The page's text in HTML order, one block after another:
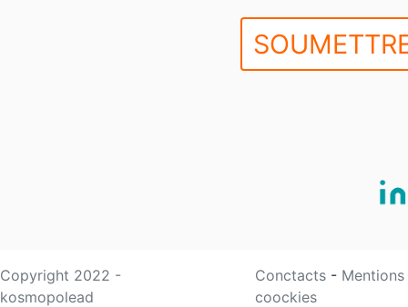
Copyright 2022 -
kosmopolead
Conctacts -
coockies